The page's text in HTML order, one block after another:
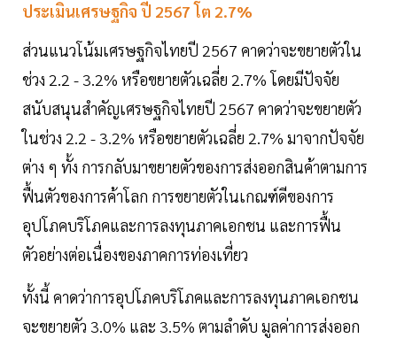
ประเมินเศรษฐกิจ ปี 2567 โต 2.7%
ส่วนแนวโน้มเศรษฐกิจไทยปี 2567 คาดว่าจะขยายตัวใน
ช่วง 2.2 - 3.2% หรือขยายตัวเฉลี่ย 2.7% โดยมีปัจจัย
สนับสนุนสำคัญเศรษฐกิจไทยปี 2567 คาดว่าจะขยายตัว
ในช่วง 2.2 - 3.2% หรือขยายตัวเฉลี่ย 2.7% มาจากปัจจัย
ต่าง ๆ ทั้ง การกลับมาขยายตัวของการส่งออกสินค้าตามการ
ฟื้นตัวของการค้าโลก การขยายตัวในเกณฑ์ดีของการ
อุปโภคบริโภคและการลงทุนภาคเอกชน และการฟื้น
ตัวอย่างต่อเนื่องของภาคการท่องเที่ยว
ทั้งนี้ คาดว่าการอุปโภคบริโภคและการลงทุนภาคเอกชน
จะขยายตัว 3.0% และ 3.5% ตามลำดับ มูลค่าการส่งออก